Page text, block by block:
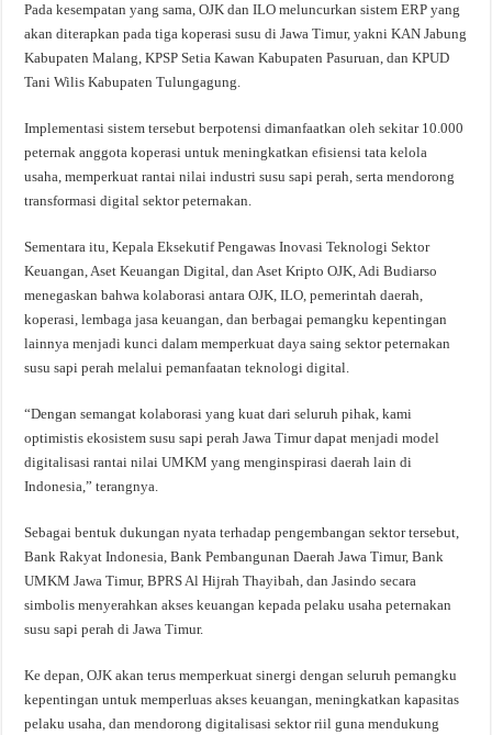
Pada kesempatan yang sama, OJK dan ILO meluncurkan sistem ERP yang
akan diterapkan pada tiga koperasi susu di Jawa Timur, yakni KAN Jabung
Kabupaten Malang, KPSP Setia Kawan Kabupaten Pasuruan, dan KPUD
Tani Wilis Kabupaten Tulungagung.
Implementasi sistem tersebut berpotensi dimanfaatkan oleh sekitar 10.000
peternak anggota koperasi untuk meningkatkan efisiensi tata kelola
usaha, memperkuat rantai nilai industri susu sapi perah, serta mendorong
transformasi digital sektor peternakan.
Sementara itu, Kepala Eksekutif Pengawas Inovasi Teknologi Sektor
Keuangan, Aset Keuangan Digital, dan Aset Kripto OJK, Adi Budiarso
menegaskan bahwa kolaborasi antara OJK, ILO, pemerintah daerah,
koperasi, lembaga jasa keuangan, dan berbagai pemangku kepentingan
lainnya menjadi kunci dalam memperkuat daya saing sektor peternakan
susu sapi perah melalui pemanfaatan teknologi digital.
“Dengan semangat kolaborasi yang kuat dari seluruh pihak, kami
optimistis ekosistem susu sapi perah Jawa Timur dapat menjadi model
digitalisasi rantai nilai UMKM yang menginspirasi daerah lain di
Indonesia,” terangnya.
Sebagai bentuk dukungan nyata terhadap pengembangan sektor tersebut,
Bank Rakyat Indonesia, Bank Pembangunan Daerah Jawa Timur, Bank
UMKM Jawa Timur, BPRS Al Hijrah Thayibah, dan Jasindo secara
simbolis menyerahkan akses keuangan kepada pelaku usaha peternakan
susu sapi perah di Jawa Timur.
Ke depan, OJK akan terus memperkuat sinergi dengan seluruh pemangku
kepentingan untuk memperluas akses keuangan, meningkatkan kapasitas
pelaku usaha, dan mendorong digitalisasi sektor riil guna mendukung